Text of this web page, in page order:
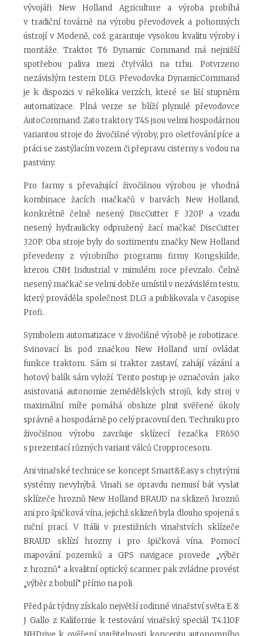
vývojáři New Holland Agriculture a výroba probíhá
v tradiční továrně na výrobu převodovek a pohonných
ústrojí v Modeně, což garantuje vysokou kvalitu výroby i
montáže. Traktor T6 Dynamic Command má nejnižší
spotřebou paliva mezi čtyřválci na trhu. Potvrzeno
nezávislým testem DLG. Převodovka DynamicCommand
je k dispozici v několika verzích, které se liší stupněm
automatizace. Plná verze se blíží plynulé převodovce
AutoCommand. Zato traktory T4S jsou velmi hospodárnou
variantou stroje do živočišné výroby, pro ošetřování píce a
práci se zastýlacím vozem či přepravu cisterny s vodou na
pastviny.
Pro farmy s převažující živočišnou výrobou je vhodná
kombinace žacích mačkačů v barvách New Holland,
konkrétně čelně nesený DiscCutter F 320P a vzadu
nesený hydraulicky odpružený žací mačkač DiscCutter
320P. Oba stroje byly do sortimentu značky New Holland
převedeny z výrobního programu firmy Kongskilde,
kterou CNH Industrial v minulém roce převzalo. Čelně
nesený mačkač se velmi dobře umístil v nezávislém testu,
který prováděla společnost DLG a publikovala v časopise
Profi.
Symbolem automatizace v živočišné výrobě je robotizace.
Svinovací lis pod značkou New Holland umí ovládat
funkce traktoru. Sám si traktor zastaví, zahájí vázání a
hotový balík sám vyloží. Tento postup je označován jako
asistovaná autonomie zemědělských strojů, kdy stroj v
maximální míře pomáhá obsluze plnit svěřené úkoly
správně a hospodárně po celý pracovní den. Techniku pro
živočišnou výrobu završuje sklízecí řezačka FR650
s prezentací různých variant válců Cropprocesoru.
Ani vinařské technice se koncept Smart&Easy s chytrými
systémy nevyhýbá. Vinaři se opravdu nemusí bát vyslat
sklízeče hroznů New Holland BRAUD na sklizeň hroznů
ani pro špičková vína, jejichž sklizeň byla dlouho spojená s
ruční prací. V Itálii v prestižních vinařstvích sklízeče
BRAUD sklízí hrozny i pro špičková vína. Pomocí
mapování pozemků a GPS navigace provede „výběr
z hroznů“ a kvalitní optický scanner pak zvládne provést
„výběr z bobulí“ přímo na poli.
Před pár týdny získalo největší rodinné vinařství světa E &
J Gallo z Kalifornie k testování vinařský speciál T4.110F